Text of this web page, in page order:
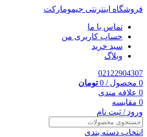
فروشگاه اینترنتی جیمومارکت
تماس با ما
حساب کاربری من
سبد خرید
وبلاگ
02122904307
0 محصول /
0 تومان
0 علاقه مندی
0 مقایسه
ورود / ثبت نام
انتخاب دسته بندی